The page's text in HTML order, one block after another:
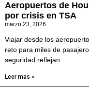
Aeropuertos de
por crisis en TSA
marzo 23, 2026
Viajar desde los
reto para miles de
seguridad reflejan
Leer mas »